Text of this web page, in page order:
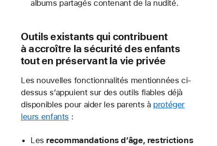
albums partagés contenant de la nudité.
Outils existants qui contribuent
à accroître la sécurité des enfants
tout en préservant la vie privée
Les nouvelles fonctionnalités mentionnées ci-
dessus s’appuient sur des outils fiables déjà
disponibles pour aider les parents à protéger
leurs enfants :
Les recommandations d’âge, restrictions